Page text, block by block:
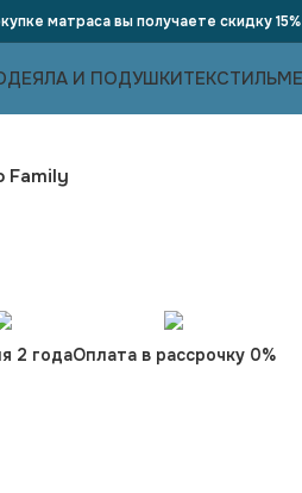
матраса вы получаете скидку
И ПОДУШКИТЕКСТИЛЬ
Family
2 годаОплата в рассрочку 0%